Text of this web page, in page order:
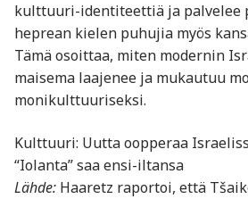
kulttuuri-identiteettiä ja palvelee
heprean kielen puhujia myös
Tämä osoittaa, miten modernin
maisema laajenee ja mukautuu
monikulttuuriseksi.
Kulttuuri: Uutta oopperaa
“Iolanta” saa ensi-iltansa
Lähde: Haaretz raportoi, että